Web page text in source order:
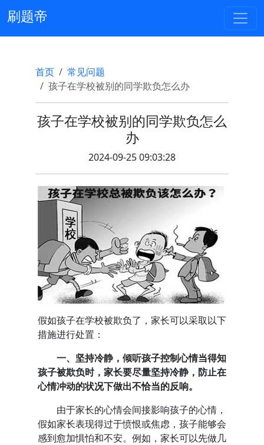
刷题帝
首页
常见问题
孩子在学校被别的同学欺负怎么办
孩子在学校被别的同学欺负怎么
办
2024-09-25 09:03:28
假如孩子在学校被欺负了，家长可以采取以下
措施进行处置：
一、坚持冷静，倾听孩子控制心情当得知
孩子被欺负时，家长要尽量坚持冷静，防止在
心情冲动的状况下做出不恰当的反响。
由于家长的心情会间接影响孩子的心情，
假如家长表现得过于愤恨或焦虑，孩子能够会
感到愈加惧怕和不安。例如，家长可以先做几